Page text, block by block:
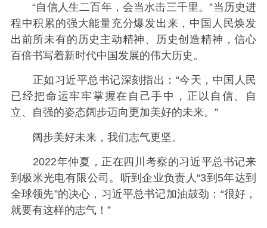
“自信人生二百年，会当水击三千里。”当历史进
程中积累的强大能量充分爆发出来，中国人民焕发
出前所未有的历史主动精神、历史创造精神，信心
百倍书写着新时代中国发展的伟大历史。
正如习近平总书记深刻指出：“今天，中国人民
已经把命运牢牢掌握在自己手中，正以自信、自
立、自强的姿态阔步迈向更加美好的未来。”
阔步美好未来，我们志气更坚。
2022年仲夏，正在四川考察的习近平总书记来
到极米光电有限公司。听到企业负责人“3到5年达到
全球领先”的决心，习近平总书记加油鼓劲：“很好，
就要有这样的志气！”